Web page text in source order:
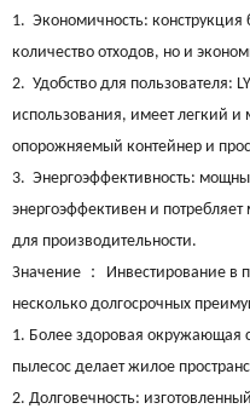
1. Экономичность: конструкция
количество отходов, но и
2. Удобство для пользователя:
использования, имеет легкий и
опорожняемый контейнер и
3. Энергоэффективность:
энергоэффективен и
для производительности.
Значение ： Инвестирование в
несколько долгосрочных
1. Более здоровая окружающая
пылесос делает жилое
2. Долговечность: